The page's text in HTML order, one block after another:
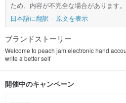
ため、内容が不完全な場合があります。
日本語に翻訳
原文を表示
ブランドストーリー
Welcome to peach jam electronic hand
write a better self
開催中のキャンペーン